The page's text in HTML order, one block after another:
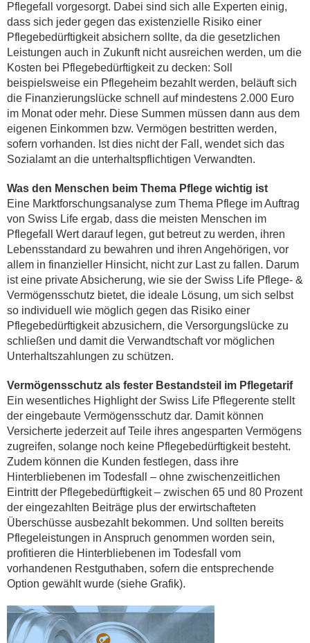
Pflegefall vorgesorgt. Dabei sind sich alle Experten einig,
dass sich jeder gegen das existenzielle Risiko einer
Pflegebedürftigkeit absichern sollte, da die gesetzlichen
Leistungen auch in Zukunft nicht ausreichen werden, um die
Kosten bei Pflegebedürftigkeit zu decken: Soll
beispielsweise ein Pflegeheim bezahlt werden, beläuft sich
die Finanzierungslücke schnell auf mindestens 2.000 Euro
im Monat oder mehr. Diese Summen müssen dann aus dem
eigenen Einkommen bzw. Vermögen bestritten werden,
sofern vorhanden. Ist dies nicht der Fall, wendet sich das
Sozialamt an die unterhaltspflichtigen Verwandten.
Was den Menschen beim Thema Pflege wichtig ist
Eine Marktforschungsanalyse zum Thema Pflege im Auftrag
von Swiss Life ergab, dass die meisten Menschen im
Pflegefall Wert darauf legen, gut betreut zu werden, ihren
Lebensstandard zu bewahren und ihren Angehörigen, vor
allem in finanzieller Hinsicht, nicht zur Last zu fallen. Darum
ist eine private Absicherung, wie sie der Swiss Life Pflege- &
Vermögensschutz bietet, die ideale Lösung, um sich selbst
so individuell wie möglich gegen das Risiko einer
Pflegebedürftigkeit abzusichern, die Versorgungslücke zu
schließen und damit die Verwandtschaft vor möglichen
Unterhaltszahlungen zu schützen.
Vermögensschutz als fester Bestandsteil im Pflegetarif
Ein wesentliches Highlight der Swiss Life Pflegerente stellt
der eingebaute Vermögensschutz dar. Damit können
Versicherte jederzeit auf Teile ihres angesparten Vermögens
zugreifen, solange noch keine Pflegebedürftigkeit besteht.
Zudem können die Kunden festlegen, dass ihre
Hinterbliebenen im Todesfall – ohne zwischenzeitlichen
Eintritt der Pflegebedürftigkeit – zwischen 65 und 80 Prozent
der eingezahlten Beiträge plus der erwirtschafteten
Überschüsse ausbezahlt bekommen. Und sollten bereits
Pflegeleistungen in Anspruch genommen worden sein,
profitieren die Hinterbliebenen im Todesfall vom
vorhandenen Restguthaben, sofern die entsprechende
Option gewählt wurde (siehe Grafik).